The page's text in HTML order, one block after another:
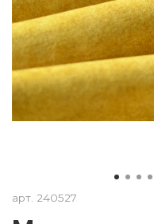
арт. 240527